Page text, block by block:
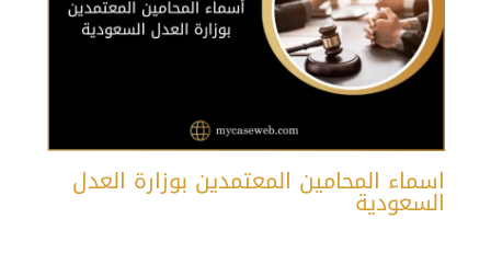
اسماء المحامين المعتمدين بوزارة العدل
السعودية